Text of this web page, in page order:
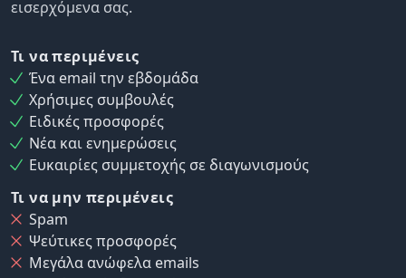
εισερχόμενα σας.
Τι να περιμένεις
Ένα email την εβδομάδα
Χρήσιμες συμβουλές
Ειδικές προσφορές
Νέα και ενημερώσεις
Ευκαιρίες συμμετοχής σε διαγωνισμούς
Τι να μην περιμένεις
Spam
Ψεύτικες προσφορές
Μεγάλα ανώφελα emails